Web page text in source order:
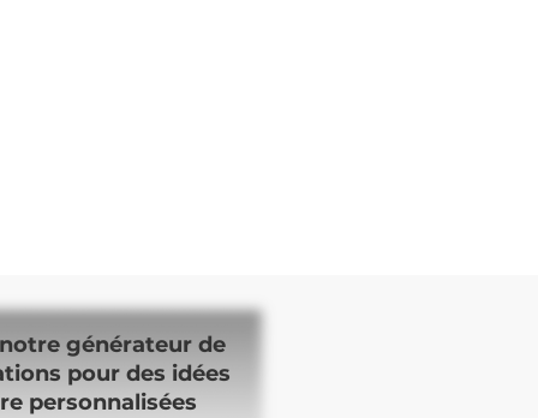
générateur de
pour des idées
personnalisées